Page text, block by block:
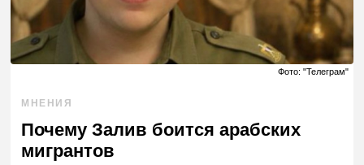
Фото: "Телеграм"
МНЕНИЯ
Почему Залив боится арабских
мигрантов